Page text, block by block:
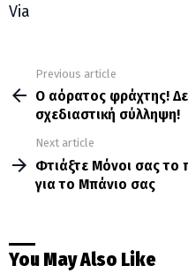
Via
more
Previous article
Ο αόρατος φράχτης!
σχεδιαστική σύλληψη!
Next article
Φτιάξτε Μόνοι σας το
για το Μπάνιο σας
You May Also Like